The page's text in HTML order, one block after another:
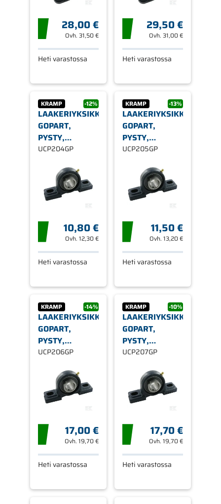
28,00 €
Ovh. 31,50 €
Heti varastossa
29,50 €
Ovh.31,00 €
Heti varastossa
KRAMP -12%
LAAKERIYKSIKKÖ,
GOPART,
PYSTY,
UCPL204
UCP204GP
10,80 €
Ovh. 12,30 €
Heti varastossa
KRAMP -13%
LAAKERIYKSIKKÖ,
GOPART,
PYSTY,
UCPL205
UCP205GP
11,50 €
Ovh.13,20 €
Heti varastossa
KRAMP -14%
LAAKERIYKSIKKÖ,
GOPART,
PYSTY,
UCPL206
UCP206GP
17,00 €
Ovh. 19,70 €
Heti varastossa
KRAMP -10%
LAAKERIYKSIKKÖ,
GOPART,
PYSTY,
UCPL207
UCP207GP
17,70 €
Ovh.19,70 €
Heti varastossa